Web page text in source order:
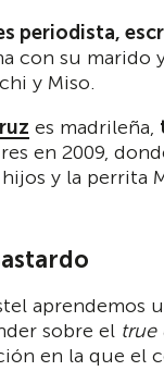
periodista,
con su marido
y Miso.
es madrileña,
en 2009,
y la perrita
aprendemos
sobre el true
en la que el